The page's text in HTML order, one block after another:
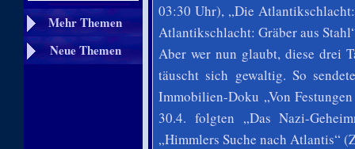
Mehr Themen
Neue Themen
03:30 Uhr), „Die
Atlantikschlacht: Gräber aus
Aber wer nun glaubt, diese drei
täuscht sich gewaltig. So
Immobilien-Doku „Von
30.4. folgten „Das Nazi-
„Himmlers Suche nach Atlantis“